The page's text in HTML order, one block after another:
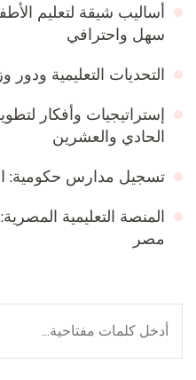
أساليب شيقة لتعليم
سهل واحترافي
التحديات التعليمية ودور
إستراتيجيات وأفكار
الحادي والعشرين
تسجيل مدارس حكومية:
المنصة التعليمية
مصر
البحث
عن: